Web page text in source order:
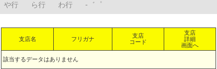
や行
ら行 わ行 -゛゜
支店名 フリガナ
支店
コード
支店
詳細
画面へ
該当するデータはありません